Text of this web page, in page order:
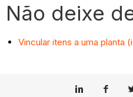
Não deixe
Vincular itens a uma planta